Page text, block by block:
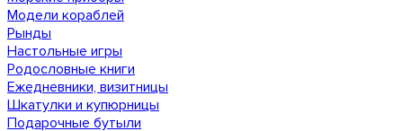
Модели кораблей
Рынды
Настольные игры
Родословные книги
Ежедневники, визитницы
Шкатулки и купюрницы
Подарочные бутыли